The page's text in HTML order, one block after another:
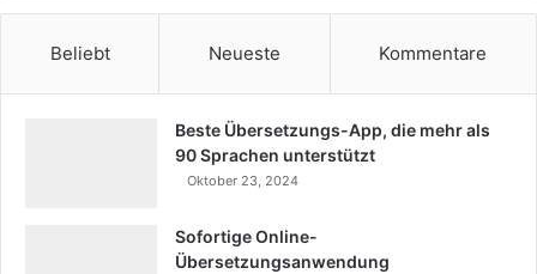
Beliebt Neueste Kommentare
Beste Übersetzungs-App, die mehr als
90 Sprachen unterstützt
Oktober 23, 2024
Sofortige Online-
Übersetzungsanwendung